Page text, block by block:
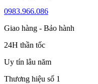
0983.966.086
Giao hàng - Bảo hành
24H thần tốc
Uy tín lâu năm
Thương hiệu số 1